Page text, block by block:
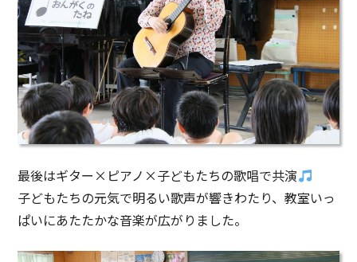
最後はギター×ピアノ×子どもたちの歌唱で共演
子どもたちの元気で明るい歌声が響きわたり、教室いっ
ぱいにあたたかな音楽が広がりました。